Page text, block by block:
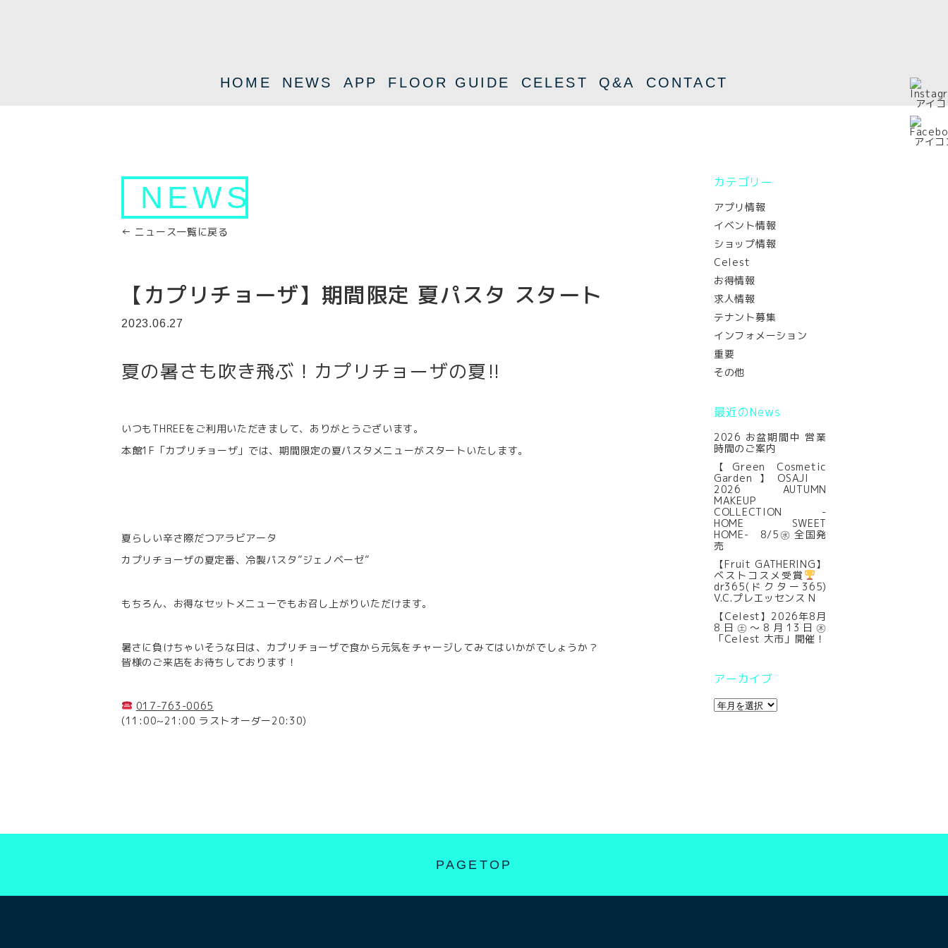
HOME NEWS APP FLOOR GUIDE CELEST Q&A CONTACT
NEWS
← ニュース一覧に戻る
【カプリチョーザ】期間限定 夏パスタ スタート
2023.06.27
夏の暑さも吹き飛ぶ！カプリチョーザの夏!!
いつもTHREEをご利用いただきまして、ありがとうございます。
本館1F「カプリチョーザ」では、期間限定の夏パスタメニューがスタートいたします。
夏らしい辛さ際だつアラビアータ
カプリチョーザの夏定番、冷製パスタ”ジェノベーゼ”
もちろん、お得なセットメニューでもお召し上がりいただけます。
暑さに負けちゃいそうな日は、カプリチョーザで食から元気をチャージしてみてはいかがでしょうか？
皆様のご来店をお待ちしております！
017-763-0065
(11:00~21:00 ラストオーダー20:30)
カテゴリー
アプリ情報
イベント情報
ショップ情報
Celest
お得情報
求人情報
テナント募集
インフォメーション
重要
その他
最近のNews
2026 お盆期間中 営業
時間のご案内
【Green Cosmetic
Garden】OSAJI
2026 AUTUMN
MAKEUP
COLLECTION -
HOME SWEET
HOME- 8/5㊌ 全国発
売
【Fruit GATHERING】
ベストコスメ受賞
dr365(ドクター365)
V.C.プレエッセンス N
【Celest】2026年8月
8日㊏～8月13日㊍
「Celest 大市」開催！
アーカイブ
PAGETOP